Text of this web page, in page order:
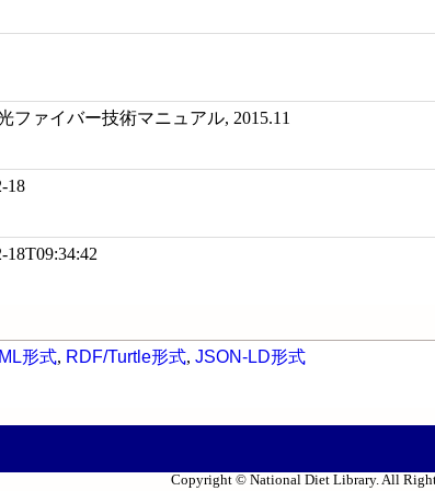
ファイバー技術マニュアル, 2015.11
18
18T09:34:42
形式, RDF/Turtle形式, JSON-LD形式
Copyright © National Diet Library. All